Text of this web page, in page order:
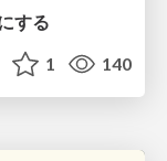
する
1 140